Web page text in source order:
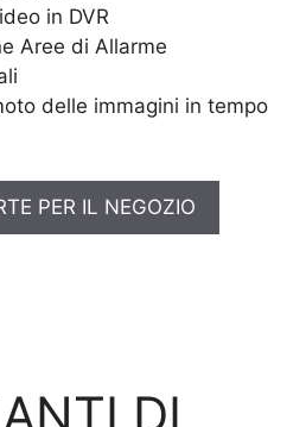
in DVR
Aree di Allarme
delle immagini in tempo
PER IL NEGOZIO
DI